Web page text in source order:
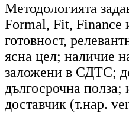
Методологията
Formal, Fit, Finance
готовност,
ясна цел; наличие
заложени в СДТС;
дългосрочна полза;
доставчик (т.нар.